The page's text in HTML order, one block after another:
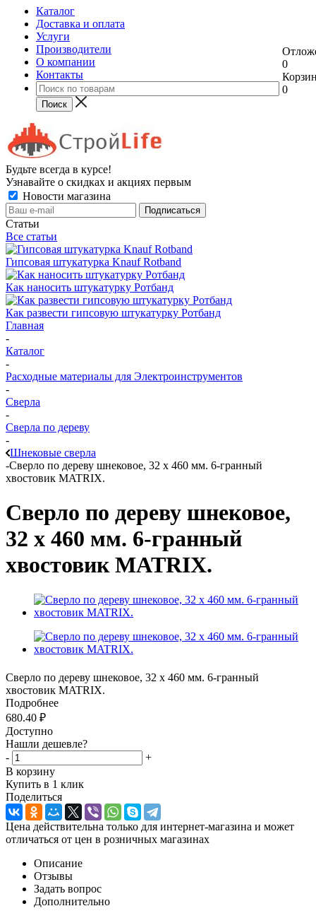
Каталог
Доставка и оплата
Услуги
Производители
О компании
Контакты
0
0
Будьте всегда в курсе!
Узнавайте о скидках и акциях первым
Новости магазина
Статьи
Все статьи
Гипсовая штукатурка Knauf Rotband
Как наносить штукатурку Ротбанд
Как развести гипсовую штукатурку Ротбанд
Главная
-
Каталог
-
Расходные материалы для Электроинструментов
-
Сверла
-
Сверла по дереву
-
Шнековые сверла
-Сверло по дереву шнековое, 32 х 460 мм. 6-гранный
хвостовик MATRIX.
Сверло по дереву шнековое,
32 х 460 мм. 6-гранный
хвостовик MATRIX.
Сверло по дереву шнековое, 32 х 460 мм. 6-гранный
хвостовик MATRIX.
Подробнее
680.40 ₽
Доступно
Нашли дешевле?
-
+
В корзину
Купить в 1 клик
Поделиться
Цена действительна только для интернет-магазина и может
отличаться от цен в розничных магазинах
Описание
Отзывы
Задать вопрос
Дополнительно